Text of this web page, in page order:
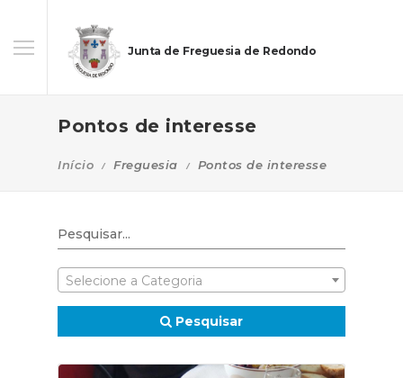
Junta de Freguesia de Redondo
Pontos de interesse
Início Freguesia Pontos de interesse
Selecione a Categoria
Pesquisar